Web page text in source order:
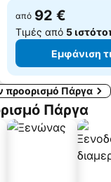
από 92 €
Τιμές από 5
Εμφάνιση
Πάργα
Πάργα